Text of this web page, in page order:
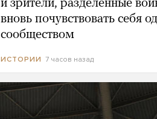
и зрители, разделенные
вновь почувствовать себя
сообществом
ИСТОРИИ 7 часов назад